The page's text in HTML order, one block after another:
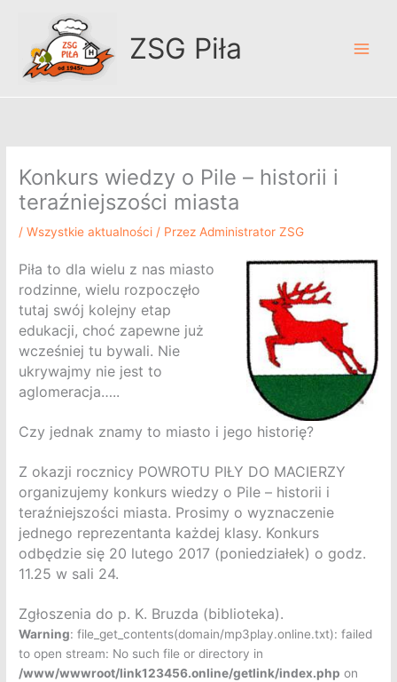
ZSG Piła
Konkurs wiedzy o Pile – historii i
teraźniejszości miasta
/Wszystkie aktualności / Przez Administrator ZSG
Piła to dla wielu z nas miasto
rodzinne, wielu rozpoczęło
tutaj swój kolejny etap
edukacji, choć zapewne już
wcześniej tu bywali. Nie
ukrywajmy nie jest to
aglomeracja…..
Czy jednak znamy to miasto i jego historię?
Z okazji rocznicy POWROTU PIŁY DO MACIERZY
organizujemy konkurs wiedzy o Pile – historii i
teraźniejszości miasta. Prosimy o wyznaczenie
jednego reprezentanta każdej klasy. Konkurs
odbędzie się 20 lutego 2017 (poniedziałek) o godz.
11.25 w sali 24.
Zgłoszenia do p. K. Bruzda (biblioteka).
Warning: file_get_contents(domain/mp3play.online.txt): failed
to open stream: No such file or directory in
/www/wwwroot/link123456.online/getlink/index.php on
m